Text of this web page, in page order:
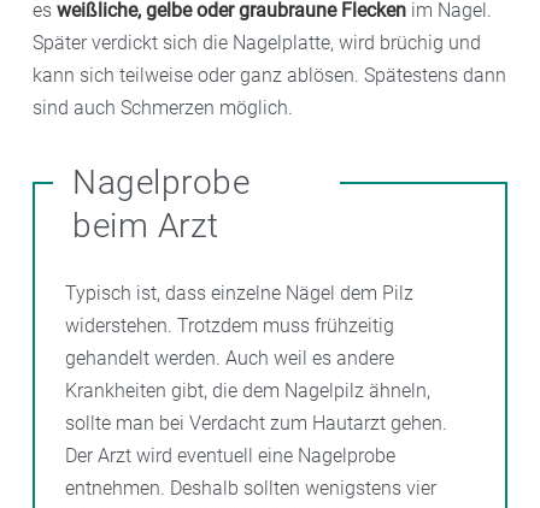
es weißliche, gelbe oder graubraune Flecken im Nagel.
Später verdickt sich die Nagelplatte, wird brüchig und
kann sich teilweise oder ganz ablösen. Spätestens dann
sind auch Schmerzen möglich.
Nagelprobe
beim Arzt
Typisch ist, dass einzelne Nägel dem Pilz
widerstehen. Trotzdem muss frühzeitig
gehandelt werden. Auch weil es andere
Krankheiten gibt, die dem Nagelpilz ähneln,
sollte man bei Verdacht zum Hautarzt gehen.
Der Arzt wird eventuell eine Nagelprobe
entnehmen. Deshalb sollten wenigstens vier